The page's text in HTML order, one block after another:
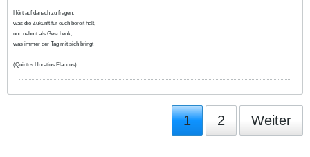
Hört auf danach zu fragen,
was die Zukunft für euch bereit hält,
und nehmt als Geschenk,
was immer der Tag mit sich bringt
(Quintus Horatius Flaccus)
1 2 Weiter